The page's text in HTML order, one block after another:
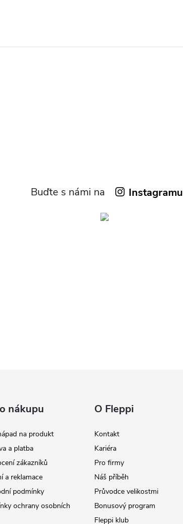
Buďte s námi na Instagramu
nákupu
na produkt
a platba
zákazníků
a reklamace
podmínky
ochrany osobních
O Fleppi
Kontakt
Kariéra
Pro firmy
Náš příběh
Průvodce velikostmi
Bonusový program
Fleppi klub